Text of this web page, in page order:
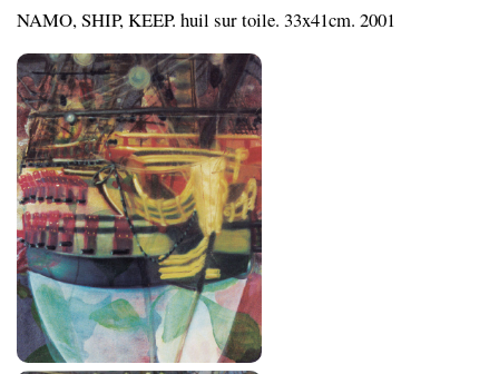
NAMO, SHIP, KEEP. huil sur toile. 33x41cm. 2001